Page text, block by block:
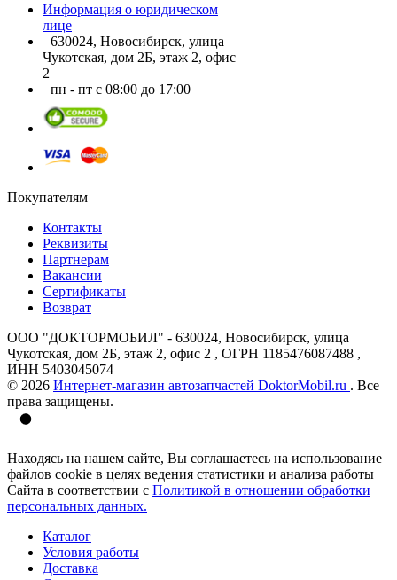
Информация о юридическом
лице
630024, Новосибирск, улица
Чукотская, дом 2Б, этаж 2, офис
2
пн - пт с 08:00 до 17:00
Покупателям
Контакты
Реквизиты
Партнерам
Вакансии
Сертификаты
Возврат
ООО "ДОКТОРМОБИЛ" - 630024, Новосибирск, улица
Чукотская, дом 2Б, этаж 2, офис 2 , ОГРН 1185476087488 ,
ИНН 5403045074
© 2026 Интернет-магазин автозапчастей DoktorMobil.ru . Все
права защищены.
Находясь на нашем сайте, Вы соглашаетесь на использование
файлов cookie в целях ведения статистики и анализа работы
Сайта в соответствии с Политикой в отношении обработки
персональных данных.
Каталог
Условия работы
Доставка